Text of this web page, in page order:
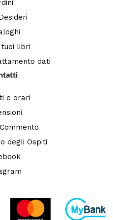
tuoi libri
dati
e orari
degli Ospiti